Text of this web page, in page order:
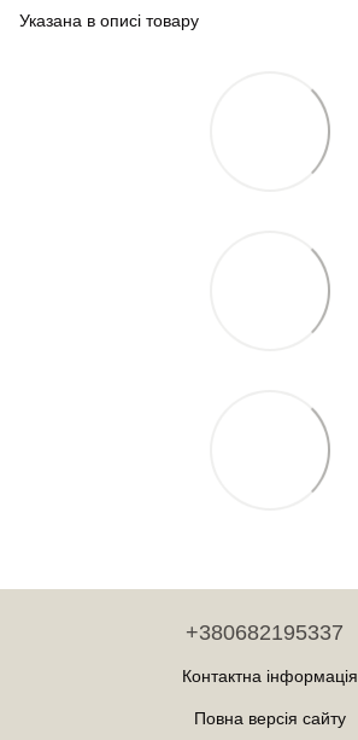
Указана в описі товару
+380682195337
Контактна інформація
Повна версія сайту